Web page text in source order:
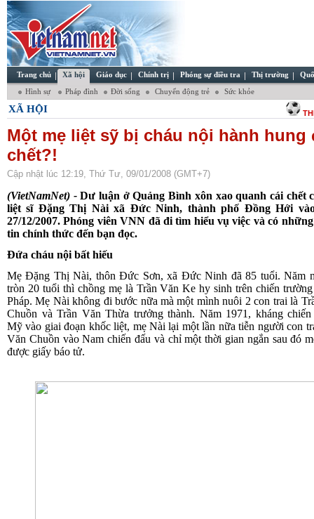
Trang chủ Xã hội Giáo dục Chính trị Phóng sự điều tra Thị trường
Hình sự Pháp đình Đời sống Chuyển động trẻ Sức khỏe
XÃ HỘI
Một mẹ liệt sỹ bị cháu nội hành hung
chết?!
Cập nhật lúc 12:19, Thứ Tư, 09/01/2008 (GMT+7)
(VietNamNet) -Dư luận ở Quảng Bình xôn xao quanh cái chết
liệt sĩ Đặng Thị Nài xã Đức Ninh, thành phố Đồng Hới
27/12/2007. Phóng viên VNN đã đi tìm hiểu vụ việc và có
tin chính thức đến bạn đọc.
Đứa cháu nội bất hiếu
Mẹ Đặng Thị Nài, thôn Đức Sơn, xã Đức Ninh đã 85 tuổi. Năm
tròn 20 tuổi thì chồng mẹ là Trần Văn Ke hy sinh trên chiến
Pháp. Mẹ Nài không đi bước nữa mà một mình nuôi 2 con trai là
Chuồn và Trần Văn Thừa trưởng thành. Năm 1971, kháng chiến
Mỹ vào giai đoạn khốc liệt, mẹ Nài lại một lần nữa tiễn người con
Văn Chuồn vào Nam chiến đấu và chỉ một thời gian ngắn sau đó
được giấy báo tử.